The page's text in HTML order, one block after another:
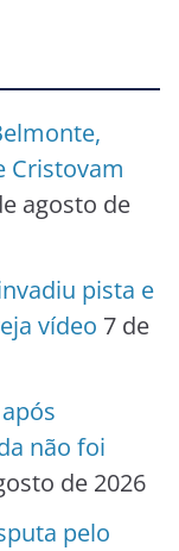
Cristovam
agosto de
pista e
vídeo 7 de
não foi
de 2026
pelo